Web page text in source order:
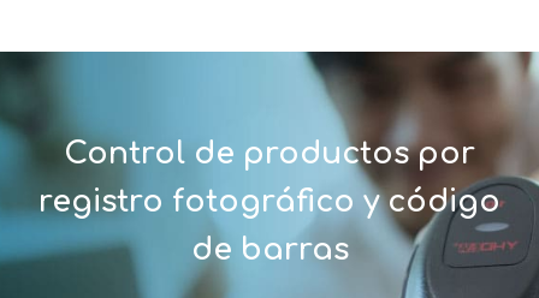
Control de productos por
registro fotográfico y código
de barras